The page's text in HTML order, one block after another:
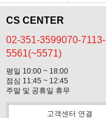
CS CENTER
02-351-3599070-7113-
5561(~5571)
평일 10:00 ~ 18:00
점심 11:45 ~ 12:45
주말 및 공휴일 휴무
고객센터 연결